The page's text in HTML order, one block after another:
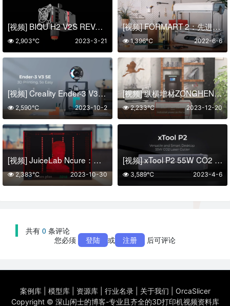
[视频] BIQU H2 V2S REVO 适用于3D打印机的直驱/近程挤出机
2023-3-21
2,903℃
[视频] FORMART 2：先进的现代台式真空成型机
2022-6-6
1,396℃
[视频] Creality Ender-3 V3 SE FDM 3D打印机：越简单越好用
2023-10-2
2,590℃
[视频] 纵横增材ZONGHENG 3D向世界介绍一款下沉式DLP 3D打印机DM200
2023-12-20
2,233℃
[视频] JuiceLab Ncure：用于大型3D打印的大容量后固化机器（套件）
2023-10-30
2,383℃
[视频] xTool P2 55W CO2 智能桌面激光雕刻切割机
2023-4-6
3,589℃
共有 0 条评论
您必须 登陆 或 注册 后可评论
案例库| 模型库| 资源库| 行业名录| 关于我们
OrcaSlicer
Copyright © 深山闲士的博客-专业且齐全的3D打印机视频资料库